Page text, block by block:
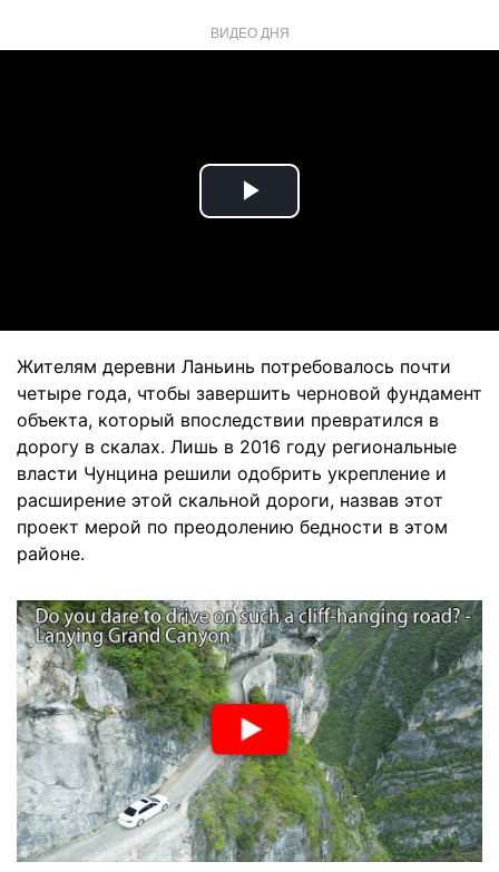
ВИДЕО ДНЯ
Play
Жителям деревни Ланьинь потребовалось почти
четыре года, чтобы завершить черновой фундамент
объекта, который впоследствии превратился в
дорогу в скалах. Лишь в 2016 году региональные
власти Чунцина решили одобрить укрепление и
расширение этой скальной дороги, назвав этот
проект мерой по преодолению бедности в этом
районе.